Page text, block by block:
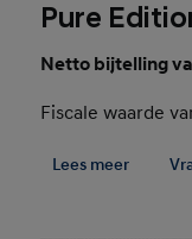
Pure
Netto bijtelling
Fiscale waarde
Lees meer